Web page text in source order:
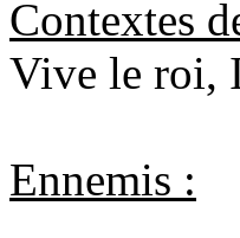
Contextes
Vive le roi,
Ennemis :